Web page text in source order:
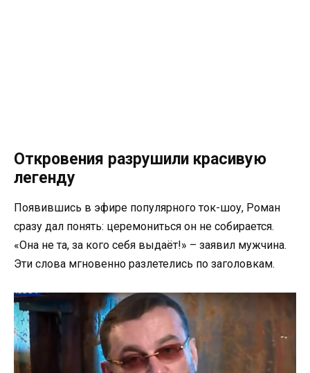
Откровения разрушили красивую
легенду
Появившись в эфире популярного ток-шоу, Роман
сразу дал понять: церемониться он не собирается.
«Она не та, за кого себя выдаёт!» – заявил мужчина.
Эти слова мгновенно разлетелись по заголовкам.